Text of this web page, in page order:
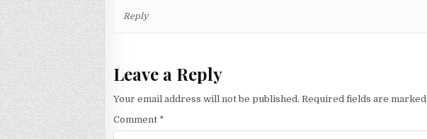
Reply
Leave a Reply
Your email address will not be published. Required fields are marked
Comment *